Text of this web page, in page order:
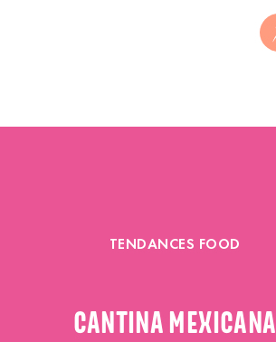
TENDANCES FOOD
CANTINA MEXICANA